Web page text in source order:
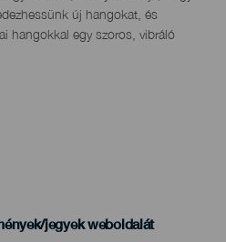
új hangokat, és
hangokkal egy szoros, vibráló
jegyek weboldalát